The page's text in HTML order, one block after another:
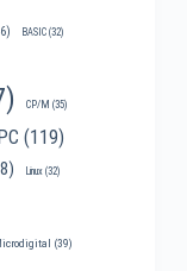
BASIC(32)
CP/M (35)
(119)
Linux(32)
(39)